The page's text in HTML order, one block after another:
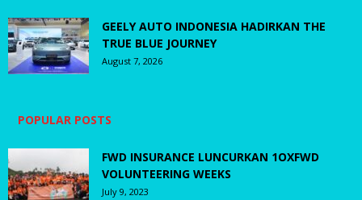
GEELY AUTO INDONESIA HADIRKAN THE
TRUE BLUE JOURNEY
August 7, 2026
POPULAR POSTS
FWD INSURANCE LUNCURKAN 1OXFWD
VOLUNTEERING WEEKS
July 9, 2023